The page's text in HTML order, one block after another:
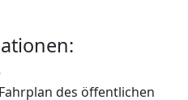
des öffentlichen